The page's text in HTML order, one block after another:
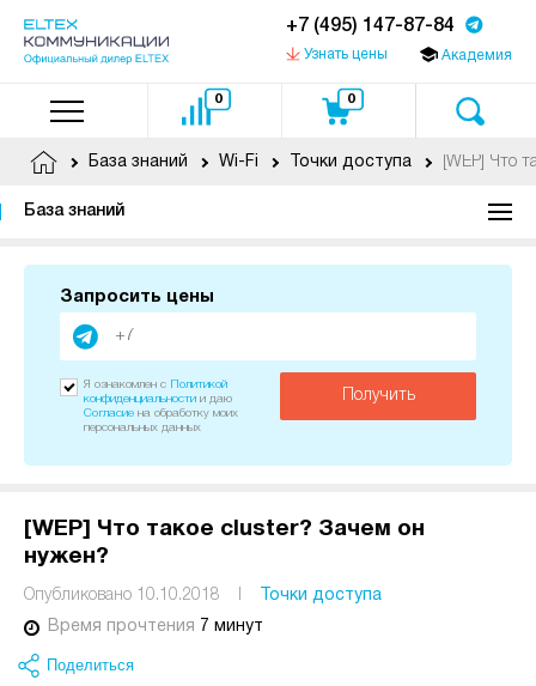
+7 (495) 147-87-84
Узнать цены Академия
0 0
База знаний Wi-Fi Точки доступа [WEP] Что
База знаний
Запросить цены
Получить
Я ознакомлен с
Политикой
конфиденциальности и даю
Согласие на обработку моих
персональных данных
[WEP] Что такое cluster? Зачем он
нужен?
Опубликовано 10.10.2018
Точки доступа
Время прочтения 7 минут
Поделиться